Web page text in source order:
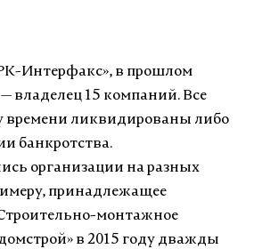
Интерфакс», в прошлом
владелец 15 компаний. Все
времени ликвидированы либо
банкротства.
организации на разных
принадлежащее
монтажное
в 2015 году дважды